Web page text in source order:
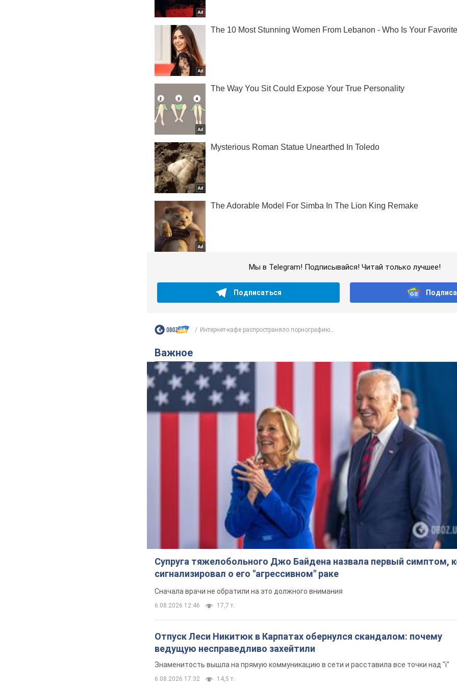
Мы в Telegram! Подписывайся! Читай только лучшее!
Подписаться
Интернет-кафе распространяло порнографию...
Важное
Супруга тяжелобольного Джо Байдена назвала первый симптом,
сигнализировал о его "агрессивном" раке
Сначала врачи не обратили на это должного внимания
6.08.2026 12:46 17,7 т.
Отпуск Леси Никитюк в Карпатах обернулся скандалом: почему
ведущую несправедливо захейтили
Знаменитость вышла на прямую коммуникацию в сети и расставила все точки над "i"
6.08.2026 17:32 14,5 т.